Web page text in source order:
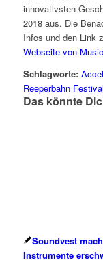
innovativsten
2018 aus. Die
Infos und den Link
Webseite von
Schlagworte:
Reeperbahn Festival
Das könnte
Soundvest
Instrumente